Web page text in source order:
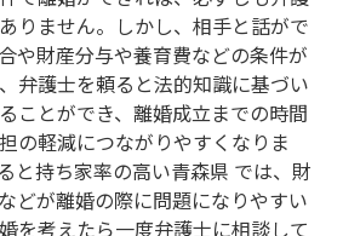
りません。しかし、相手と話がで
や財産分与や養育費などの条件が
弁護士を頼ると法的知識に基づい
ことができ、離婚成立までの時間
の軽減につながりやすくなりま
と持ち家率の高い青森県 では、財
どが離婚の際に問題になりやすい
を考えたら一度弁護士に相談して